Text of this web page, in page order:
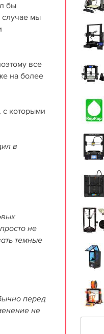
бы
случае мы
все
на более
с которыми
в
не
темные
перед
не